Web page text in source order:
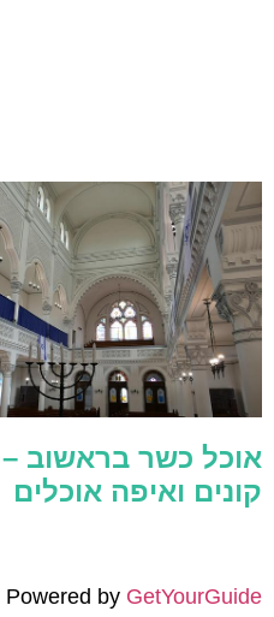
אוכל כשר בראשוב
קונים ואיפה אוכלים
Powered by GetYourGuide